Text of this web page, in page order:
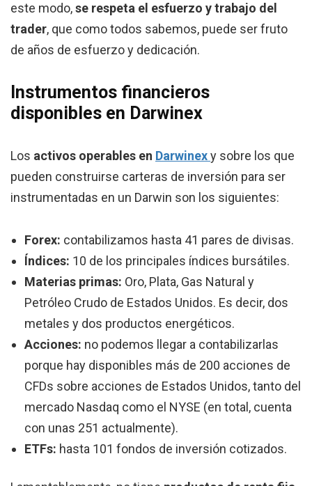
este modo,se respeta el esfuerzo y trabajo del
trader, que como todos sabemos, puede ser fruto
de años de esfuerzo y dedicación.
Instrumentos financieros
disponibles en Darwinex
Los activos operables en Darwinexy sobre los que
pueden construirse carteras de inversión para ser
instrumentadas en un Darwin son los siguientes:
Forex: contabilizamos hasta 41 pares de divisas.
Índices: 10 de los principales índices bursátiles.
Materias primas: Oro, Plata, Gas Natural y
Petróleo Crudo de Estados Unidos. Es decir, dos
metales y dos productos energéticos.
Acciones: no podemos llegar a contabilizarlas
porque hay disponibles más de 200 acciones de
CFDs sobre acciones de Estados Unidos, tanto del
mercado Nasdaq como el NYSE (en total, cuenta
con unas 251 actualmente).
ETFs: hasta 101 fondos de inversión cotizados.